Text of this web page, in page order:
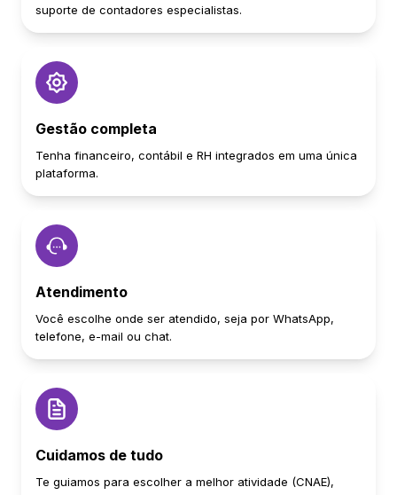
suporte de contadores especialistas.
Gestão completa
Tenha financeiro, contábil e RH integrados em uma única
plataforma.
Atendimento
Você escolhe onde ser atendido, seja por WhatsApp,
telefone, e-mail ou chat.
Cuidamos de tudo
Te guiamos para escolher a melhor atividade (CNAE),